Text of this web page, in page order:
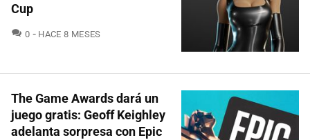
Cup
0 COMENTARIOS
HACE 8 MESES
The Game Awards dará un
juego gratis: Geoff Keighley
adelanta sorpresa con Epic